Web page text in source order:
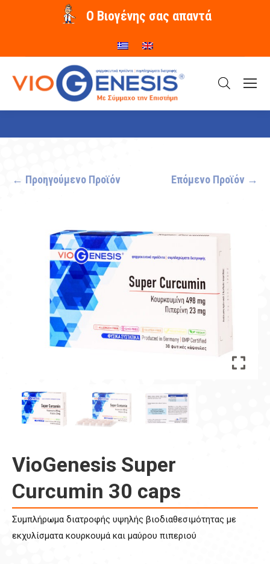
O Βιογένης σας απαντά
Επόμενο Προϊόν →
← Προηγούμενο Προϊόν
VioGenesis Super
Curcumin 30 caps
Συμπλήρωμα διατροφής υψηλής βιοδιαθεσιμότητας με
εκχυλίσματα κουρκουμά και μαύρου πιπεριού